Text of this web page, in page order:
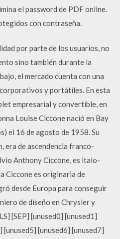
el password de PDF online.
con contraseña.
por parte de los usuarios, no
sino también durante la
el mercado cuenta con una
y portátiles. En esta
empresarial y convertible, en
Louise Ciccone nació en Bay
el 16 de agosto de 1958. Su
era de ascendencia franco-
Anthony Ciccone, es italo-
Ciccone es originaria de
desde Europa para conseguir
de diseño en Chrysler y
[SEP] [unused0] [unused1]
[unused5] [unused6] [unused7]